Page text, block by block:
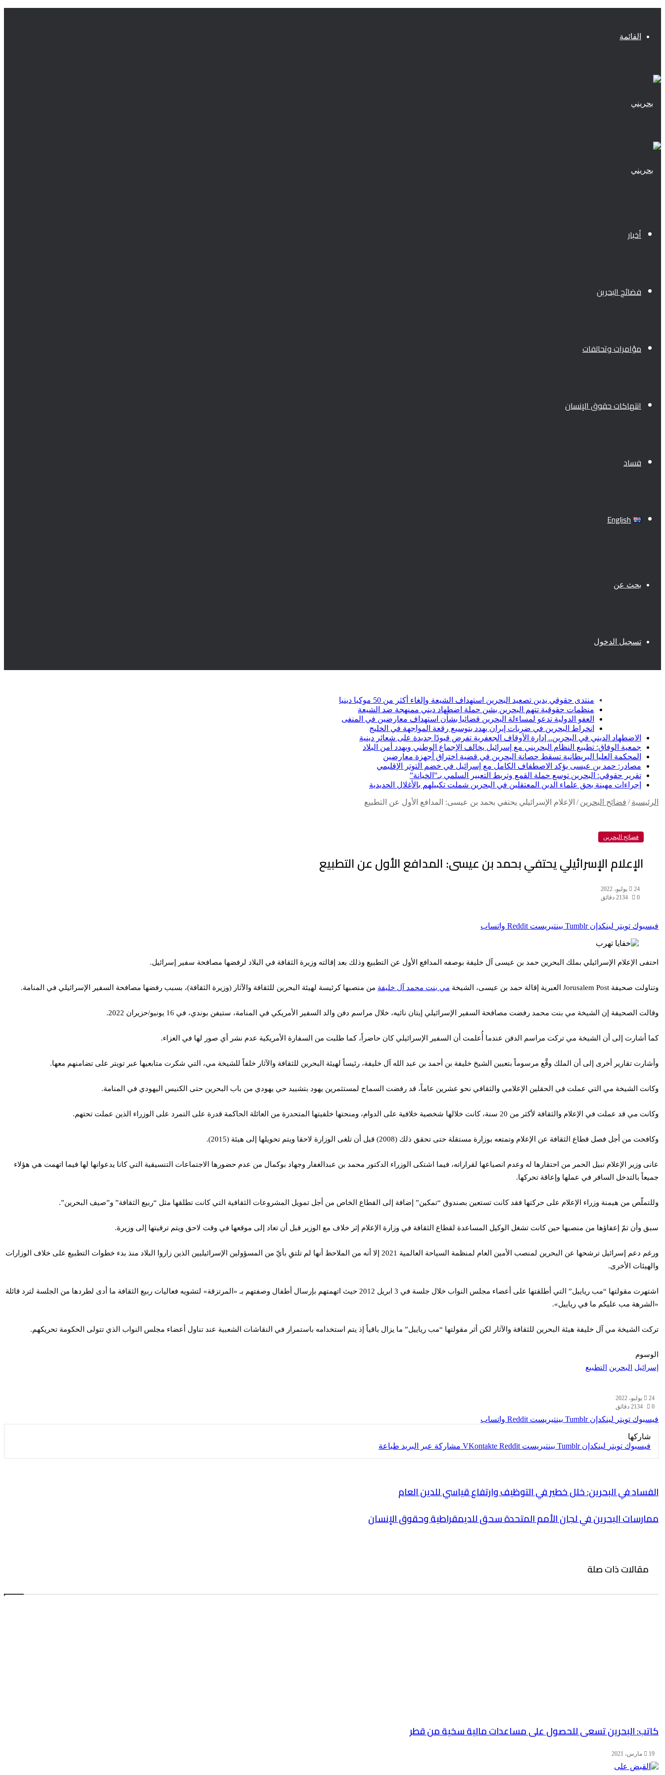
القائمة
أخبار
فضائح البحرين
مؤامرات وتحالفات
انتهاكات حقوق الإنسان
فساد
English
بحث عن
تسجيل الدخول
فيسبوك
منتدى حقوقي يدين تصعيد البحرين استهداف الشيعة وإلغاء أكثر من 50 موكبا دينيا
منظمات حقوقية تتهم البحرين بشن حملة اضطهاد ديني ممنهجة ضد الشيعة
العفو الدولية تدعو لمساءلة البحرين قضائيا بشأن استهداف معارضين في المنفى
انخراط البحرين في ضربات إيران يهدد بتوسيع رقعة المواجهة في الخليج
الاضطهاد الديني في البحرين.. إدارة الأوقاف الجعفرية تفرض قيودًا جديدة على شعائر دينية
جمعية الوفاق: تطبيع النظام البحريني مع إسرائيل يخالف الإجماع الوطني ويهدد أمن البلاد
المحكمة العليا البريطانية تسقط حصانة البحرين في قضية اختراق أجهزة معارضين
مصادر: حمد بن عيسى يؤكد الاصطفاف الكامل مع إسرائيل في خضم التوتر الإقليمي
تقرير حقوقي: البحرين توسع حملة القمع وتربط التعبير السلمي بـ”الخيانة”
إجراءات مهينة بحق علماء الدين المعتقلين في البحرين شملت تكبيلهم بالأغلال الحديدية
الرئيسية / فضائح البحرين / الإعلام الإسرائيلي يحتفي بحمد بن عيسى: المدافع الأول عن التطبيع
فضائح البحرين
الإعلام الإسرائيلي يحتفي بحمد بن عيسى: المدافع الأول عن التطبيع
24 يوليو، 2022
0
1342 دقائق
فيسبوك تويتر لينكدإن بينتيريست واتساب
احتفى الإعلام الإسرائيلي بملك البحرين حمد بن عيسى آل خليفة بوصفه المدافع الأول عن التطبيع وذلك بعد إقالته وزيرة الثقافة في البلاد لرفضها مصافحة سفير إسرائيل.
وتناولت صحيفة Jorusalem Post العبرية إقالة حمد بن عيسى، الشيخة مي بنت محمد آل خليفة من منصبها كرئيسة لهيئة البحرين للثقافة والآثار (وزيرة الثقافة)، بسبب رفضها مصافحة السفير الإسرائيلي في المنامة.
وقالت الصحيفة إن الشيخة مي بنت محمد رفضت مصافحة السفير الإسرائيلي إيتان نائيه، خلال مراسم دفن والد السفير الأمريكي في المنامة، ستيفن بوندي، في 16 يونيو/حزيران 2022.
كما أشارت إلى أن الشيخة مي تركت مراسم الدفن عندما أُعلمت أن السفير الإسرائيلي كان حاضراً، كما طلبت من السفارة الأمريكية عدم نشر أي صور لها في العزاء.
وأشارت تقارير أخرى إلى أن الملك وقَّع مرسوماً بتعيين الشيخ خليفة بن أحمد بن عبد الله آل خليفة، رئيساً لهيئة البحرين للثقافة والآثار خلفاً للشيخة مي، التي شكرت متابعيها عبر تويتر على تضامنهم معها.
وكانت الشيخة مي التي عملت في الحقلين الإعلامي والثقافي نحو عشرين عاماً، قد رفضت السماح لمستثمرين يهود بتشييد حي يهودي من باب البحرين حتى الكنيس اليهودي في المنامة.
وكانت مي قد عملت في الإعلام والثقافة لأكثر من 20 سنة، كانت خلالها شخصية خلافية على الدوام، ومنحتها خلفيتها المتحدرة من العائلة الحاكمة قدرة على التمرد على الوزراء الذين عملت تحتهم.
وكافحت من أجل فصل قطاع الثقافة عن الإعلام وتمتعه بوزارة مستقلة حتى تحقق ذلك (2008) قبل أن تلغى الوزارة لاحقا ويتم تحويلها إلى هيئة (2015).
عانى وزير الإعلام نبيل الحمر من احتقارها له وعدم انصياعها لقراراته، فيما اشتكى الوزراء الدكتور محمد بن عبدالغفار وجهاد بوكمال من عدم حضورها الاجتماعات التنسيقية التي كانا يدعوانها لها فيما اتهمت هي هؤلاء
جميعاً بالتدخل السافر في عملها وإعاقة تحركها.
وللتملّص من هيمنة وزراء الإعلام على حركتها فقد كانت تستعين بصندوق “تمكين” إضافة إلى القطاع الخاص من أجل تمويل المشروعات الثقافية التي كانت تطلقها مثل “ربيع الثقافة” و”صيف البحرين”.
سبق وأن تمّ إعفاؤها من منصبها حين كانت تشغل الوكيل المساعدة لقطاع الثقافة في وزارة الإعلام إثر خلاف مع الوزير قبل أن تعاد إلى موقعها في وقت لاحق ويتم ترقيتها إلى وزيرة.
ورغم دعم إسرائيل ترشحها عن البحرين لمنصب الأمين العام لمنظمة السياحة العالمية 2021 إلا أنه من الملاحظ أنها لم تلتقِ بأيّ من المسؤولين الإسرائيليين الذين زاروا البلاد منذ بدء خطوات التطبيع على خلاف الوزارات
والهيئات الأخرى.
اشتهرت مقولتها “مب رياييل” التي أطلقتها على أعضاء مجلس النواب خلال جلسة في 3 ابريل 2012 حيث اتهمتهم بإرسال أطفال وصفتهم بـ «المرتزقة» لتشويه فعاليات ربيع الثقافة ما أدى لطردها من الجلسة لترد قائلة
«الشرهة مب عليكم ما في رياييل».
تركت الشيخة مي آل خليفة هيئة البحرين للثقافة والآثار لكن أثر مقولتها “مب رياييل” ما يزال باقياً إذ يتم استخدامه باستمرار في النقاشات الشعبية عند تناول أعضاء مجلس النواب الذي تتولى الحكومة تحريكهم.
الوسوم
إسرائيل
البحرين التطبيع
24 يوليو، 2022
0
1342 دقائق
فيسبوك تويتر لينكدإن بينتيريست واتساب
شاركها
فيسبوك تويتر لينكدإن بينتيريست مشاركة عبر البريد طباعة
الفساد في البحرين: خلل خطير في التوظيف وارتفاع قياسي للدين العام
ممارسات البحرين في لجان الأمم المتحدة سحق للديمقراطية وحقوق الإنسان
مقالات ذات صلة
كاتب: البحرين تسعى للحصول على مساعدات مالية سخية من قطر
19 مارس، 2021